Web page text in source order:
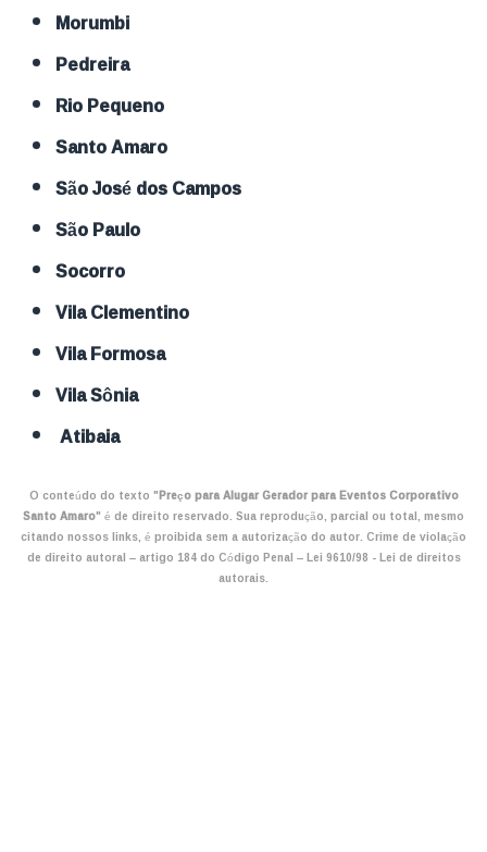
Morumbi
Pedreira
Rio Pequeno
Santo Amaro
São José dos Campos
São Paulo
Socorro
Vila Clementino
Vila Formosa
Vila Sônia
Atibaia
O conteúdo do texto "Preço para Alugar Gerador para Eventos Corporativo
Santo Amaro" é de direito reservado. Sua reprodução, parcial ou total, mesmo
citando nossos links, é proibida sem a autorização do autor. Crime de violação
de direito autoral – artigo 184 do Código Penal –Lei 9610/98 - Lei de direitos
autorais.